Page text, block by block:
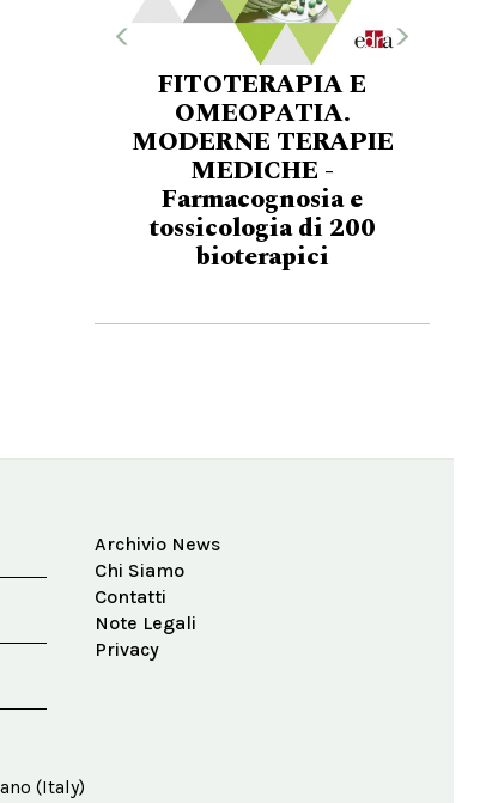
FITOTERAPIA E
OMEOPATIA.
MODERNE TERAPIE
MEDICHE -
Farmacognosia e
tossicologia di 200
bioterapici
Archivio News
Chi Siamo
Contatti
Note Legali
Privacy
(Italy)